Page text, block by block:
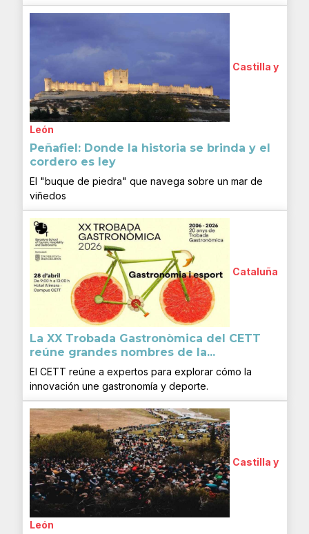
Castilla y
León
Peñafiel: Donde la historia se brinda y el
cordero es ley
El "buque de piedra" que navega sobre un mar de
viñedos
Cataluña
La XX Trobada Gastronòmica del CETT
reúne grandes nombres de la...
El CETT reúne a expertos para explorar cómo la
innovación une gastronomía y deporte.
Castilla y
León